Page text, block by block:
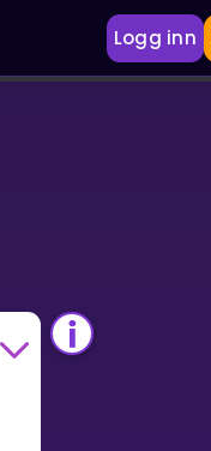
Logg inn